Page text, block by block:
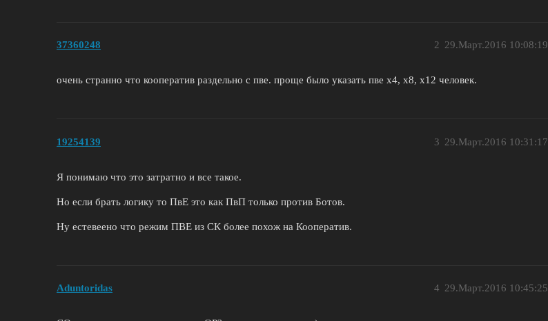
37360248 29.Март.2016 10:08:19
2
очень странно что кооператив раздельно с пве. проще было указать пве х4, х8, х12 человек.
19254139 29.Март.2016 10:31:17
3
Я понимаю что это затратно и все такое.
Но если брать логику то ПвЕ это как ПвП только против Ботов.
Ну естевеено что режим ПВЕ из СК более похож на Кооператив.
Aduntoridas 29.Март.2016 10:45:25
4